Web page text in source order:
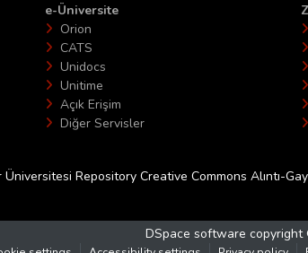
e-Üniversite
Orion
CATS
Unidocs
Unitime
Açık Erişim
Diğer Servisler
Repository Creative Commons Alıntı-
DSpace software